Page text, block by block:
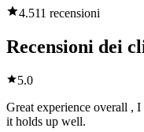
4.511 recensioni
Recensioni dei
5.0
Great experience overall ,
it holds up well.